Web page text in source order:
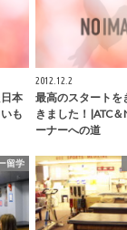
本
も
2012.12.2
最高のスタートを
きました！|ATC＆
ーナーへの道
留学